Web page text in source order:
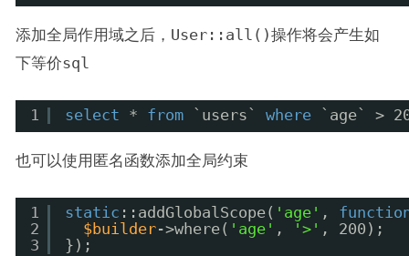
添加全局作用域之后， User::all()操作将会产生如
下等价sql
1 select * from `users` where `age` >
也可以使用匿名函数添加全局约束
1
2
3
static ::addGlobalScope( 'age' ,
$builder->where( 'age' , '>' , 200);
});